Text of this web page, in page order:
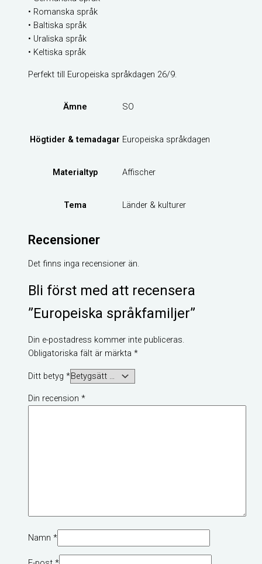
• Romanska språk
• Baltiska språk
• Uraliska språk
• Keltiska språk
Perfekt till Europeiska språkdagen 26/9.
Ämne SO
Högtider & temadagar Europeiska språkdagen
Materialtyp Affischer
Tema Länder & kulturer
Recensioner
Det finns inga recensioner än.
Bli först med att recensera
”Europeiska språkfamiljer”
Din e-postadress kommer inte publiceras.
Obligatoriska fält är märkta *
Ditt betyg *
Din recension *
Namn *